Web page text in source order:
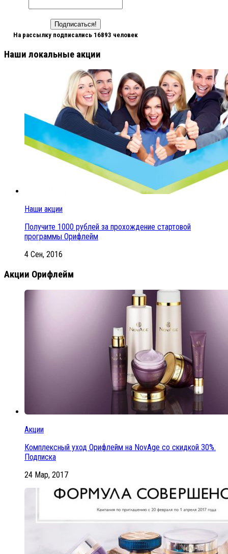
На рассылку подписались 16893 человек
Наши локальные акции
Наши акции
Получите 1000 рублей за прохождение стартовой
программы Орифлейм
4 Сен, 2016
Акции Орифлейм
Акции
Комплексный уход Орифлейм на NovAge со скидкой 30%.
Подписка
24 Мар, 2017